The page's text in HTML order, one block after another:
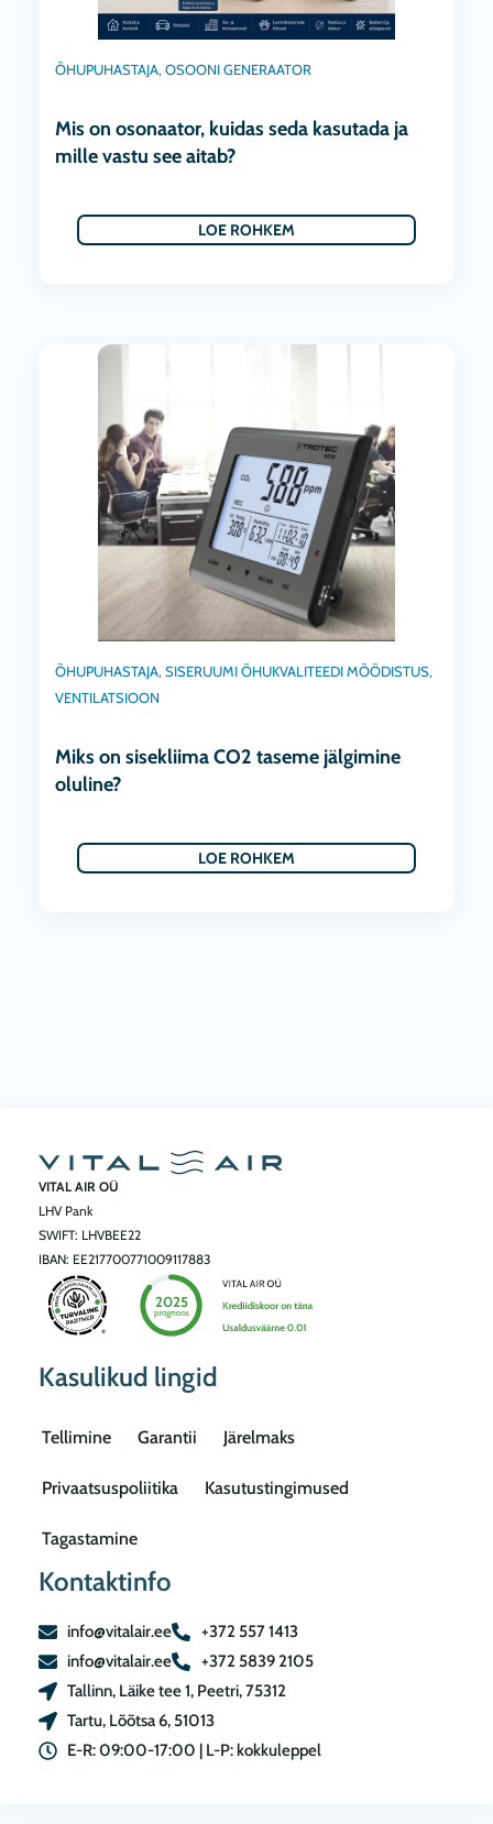
ÕHUPUHASTAJA, OSOONI GENERAATOR
Mis on osonaator, kuidas seda kasutada ja
mille vastu see aitab?
LOE ROHKEM
ÕHUPUHASTAJA, SISERUUMI ÕHUKVALITEEDI MÕÕDISTUS,
VENTILATSIOON
Miks on sisekliima CO2 taseme jälgimine
oluline?
LOE ROHKEM
VITAL AIR OÜ
LHV Pank
SWIFT: LHVBEE22
IBAN: EE217700771009117883
Kasulikud lingid
Tellimine Garantii Järelmaks
Privaatsuspoliitika Kasutustingimused
Tagastamine
Kontaktinfo
info@vitalair.ee
+372 557 1413
info@vitalair.ee
+372 5839 2105
Tallinn, Läike tee 1, Peetri, 75312
Tartu, Lõõtsa 6, 51013
E-R: 09:00-17:00 | L-P: kokkuleppel